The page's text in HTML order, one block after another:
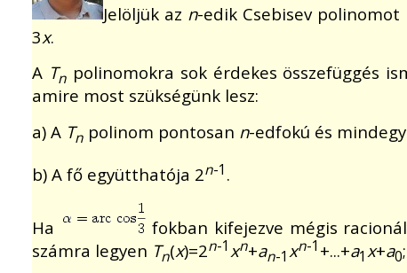
Jelöljük az n-edik Csebisev polinomot
3x.
A Tnpolinomokra sok érdekes összefüggés
amire most szükségünk lesz:
a) A Tn polinom pontosan n-edfokú és
b) A fő együtthatója 2n-1 .
Ha fokban kifejezve mégis
számra legyen Tn(x)=2n-1xn+an-1xn-1 +...+a1x+a0